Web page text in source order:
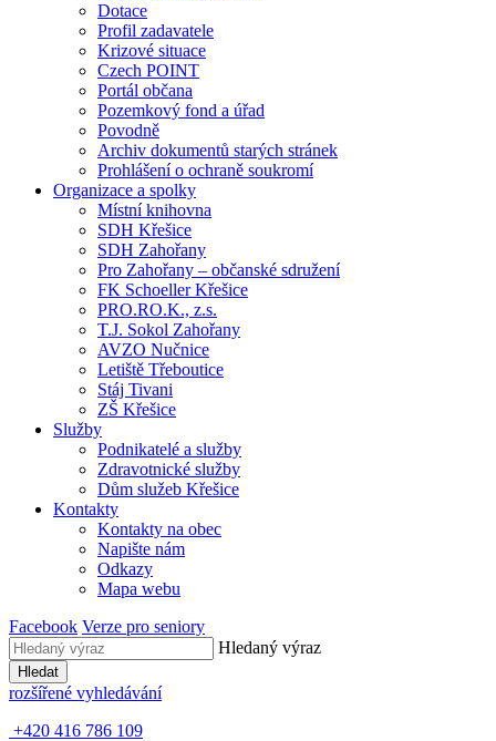
Dotace
Profil zadavatele
Krizové situace
Czech POINT
Portál občana
Pozemkový fond a úřad
Povodně
Archiv dokumentů starých stránek
Prohlášení o ochraně soukromí
Organizace a spolky
Místní knihovna
SDH Křešice
SDH Zahořany
Pro Zahořany – občanské sdružení
FK Schoeller Křešice
PRO.RO.K., z.s.
T.J. Sokol Zahořany
AVZO Nučnice
Letiště Třeboutice
Stáj Tivani
ZŠ Křešice
Služby
Podnikatelé a služby
Zdravotnické služby
Dům služeb Křešice
Kontakty
Kontakty na obec
Napište nám
Odkazy
Mapa webu
Facebook Verze pro seniory
Hledaný výraz
Hledat
rozšířené vyhledávání
+420 416 786 109